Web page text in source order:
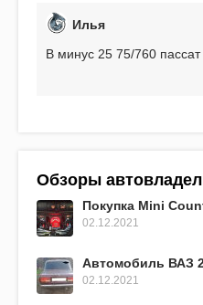
Илья
В минус 25 75/760
Обзоры
Покупка Mini
02.12.2021
Автомобиль ВАЗ
02.12.2021